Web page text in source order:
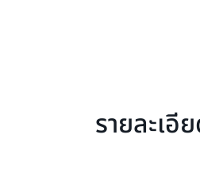
รายละเ